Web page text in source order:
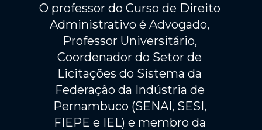
O professor do Curso de Direito
Administrativo é Advogado,
Professor Universitário,
Coordenador do Setor de
Licitações do Sistema da
Federação da Indústria de
Pernambuco (SENAI, SESI,
FIEPE e IEL) e membro da